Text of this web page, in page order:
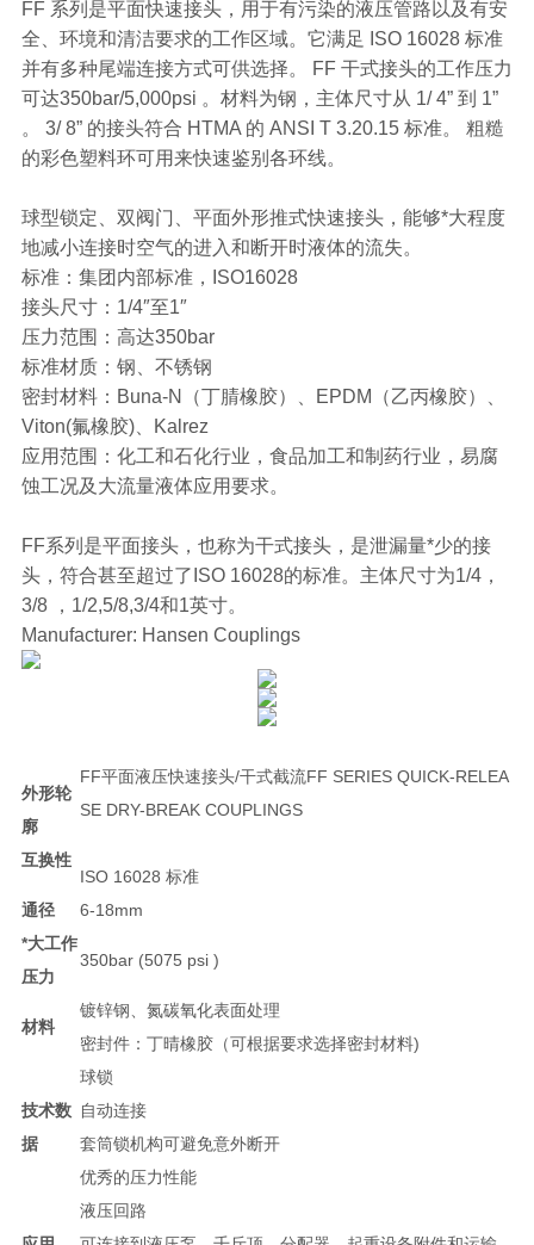
FF 系列是平面快速接头，用于有污染的液压管路以及有安
全、环境和清洁要求的工作区域。它满足 ISO 16028 标准
并有多种尾端连接方式可供选择。 FF 干式接头的工作压力
可达350bar/5,000psi 。材料为钢，主体尺寸从 1/ 4” 到 1”
。 3/ 8” 的接头符合 HTMA 的 ANSI T 3.20.15 标准。 粗糙
的彩色塑料环可用来快速鉴别各环线。
球型锁定、双阀门、平面外形推式快速接头，能够*大程度
地减小连接时空气的进入和断开时液体的流失。
标准：集团内部标准，ISO16028
接头尺寸：1/4″至1″
压力范围：高达350bar
标准材质：钢、不锈钢
密封材料：Buna-N（丁腈橡胶）、EPDM（乙丙橡胶）、
Viton(氟橡胶)、Kalrez
应用范围：化工和石化行业，食品加工和制药行业，易腐
蚀工况及大流量液体应用要求。
FF系列是平面接头，也称为干式接头，是泄漏量*少的接
头，符合甚至超过了ISO 16028的标准。主体尺寸为1/4，
3/8 ，1/2,5/8,3/4和1英寸。
Manufacturer: Hansen Couplings
外形轮
廓
互换性
FF平面液压快速接头/干式截流FF SERIES QUICK-RELEA
SE DRY-BREAK COUPLINGS
ISO 16028 标准
通径
6-18mm
*大工作
压力
350bar (5075 psi )
材料
镀锌钢、氮碳氧化表面处理
密封件：丁晴橡胶（可根据要求选择密封材料)
技术数
据
球锁
自动连接
套筒锁机构可避免意外断开
优秀的压力性能
液压回路